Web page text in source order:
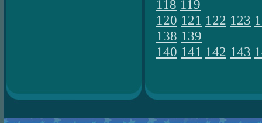
118 119
120 121 122 123
138 139
140 141 142 143